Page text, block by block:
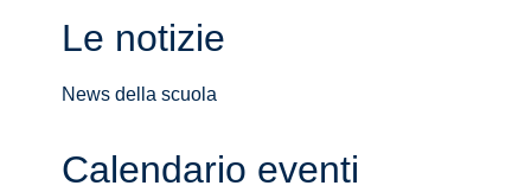
Le notizie
News della scuola
Calendario eventi